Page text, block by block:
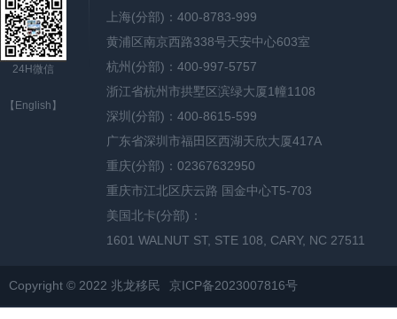
24H微信
【English】
上海(分部)：400-8783-999
黄浦区南京西路338号天安中心603室
杭州(分部)：400-997-5757
浙江省杭州市拱墅区滨绿大厦1幢1108
深圳(分部)：400-8615-599
广东省深圳市福田区西湖天欣大厦417A
重庆(分部)：02367632950
重庆市江北区庆云路 国金中心T5-703
美国北卡(分部)：
1601 WALNUT ST, STE 108, CARY, NC 27511
Copyright © 2022 兆龙移民 京ICP备2023007816号